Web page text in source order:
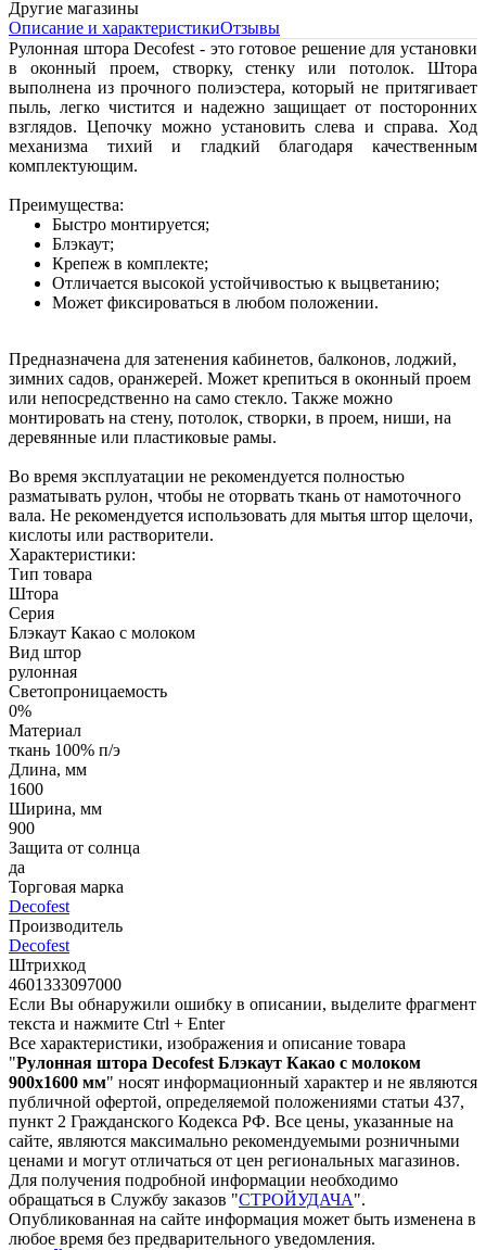
Другие магазины
Описание и характеристикиОтзывы
Рулонная штора Decofest - это готовое решение для установки
в оконный проем, створку, стенку или потолок. Штора
выполнена из прочного полиэстера, который не притягивает
пыль, легко чистится и надежно защищает от посторонних
взглядов. Цепочку можно установить слева и справа. Ход
механизма тихий и гладкий благодаря качественным
комплектующим.
Преимущества:
Быстро монтируется;
Блэкаут;
Крепеж в комплекте;
Отличается высокой устойчивостью к выцветанию;
Может фиксироваться в любом положении.
Предназначена для затенения кабинетов, балконов, лоджий,
зимних садов, оранжерей. Может крепиться в оконный проем
или непосредственно на само стекло. Также можно
монтировать на стену, потолок, створки, в проем, ниши, на
деревянные или пластиковые рамы.
Во время эксплуатации не рекомендуется полностью
разматывать рулон, чтобы не оторвать ткань от намоточного
вала. Не рекомендуется использовать для мытья штор щелочи,
кислоты или растворители.
Характеристики:
Тип товара
Штора
Серия
Блэкаут Какао с молоком
Вид штор
рулонная
Светопроницаемость
0%
Материал
ткань 100% п/э
Длина, мм
1600
Ширина, мм
900
Защита от солнца
да
Торговая марка
Decofest
Производитель
Decofest
Штрихкод
4601333097000
Если Вы обнаружили ошибку в описании, выделите фрагмент
текста и нажмите Ctrl + Enter
Все характеристики, изображения и описание товара
"Рулонная штора Decofest Блэкаут Какао с молоком
900х1600 мм" носят информационный характер и не являются
публичной офертой, определяемой положениями статьи 437,
пункт 2 Гражданского Кодекса РФ. Все цены, указанные на
сайте, являются максимально рекомендуемыми розничными
ценами и могут отличаться от цен региональных магазинов.
Для получения подробной информации необходимо
обращаться в Службу заказов "СТРОЙУДАЧА".
Опубликованная на сайте информация может быть изменена в
любое время без предварительного уведомления.